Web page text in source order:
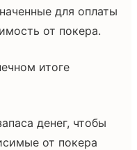
для оплаты
от покера.
итоге
денег, чтобы
от покера